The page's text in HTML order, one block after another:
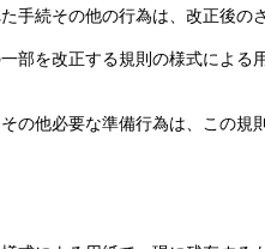
手続その他の行為は、改正後の
を改正する規則の様式による
の他必要な準備行為は、この規